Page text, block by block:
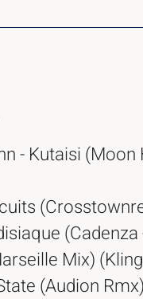
- Kutaisi (Moon
(Cadenza
Mix)
(Audion